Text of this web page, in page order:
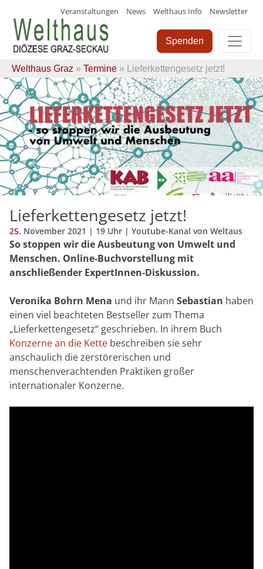
Skip
content
Veranstaltungen News Welthaus Info Newsletter
Spenden
Welthaus Graz » Termine » Lieferkettengesetz jetzt!
Lieferkettengesetz jetzt!
25. November 2021 | 19 Uhr | Youtube-Kanal von Weltaus
So stoppen wir die Ausbeutung von Umwelt und
Menschen. Online-Buchvorstellung mit
anschließender ExpertInnen-Diskussion.
Veronika Bohrn Mena und ihr Mann Sebastian haben
einen viel beachteten Bestseller zum Thema
„Lieferkettengesetz“ geschrieben. In ihrem Buch
Konzerne an die Kette beschreiben sie sehr
anschaulich die zerstörerischen und
menschenverachtenden Praktiken großer
internationaler Konzerne.